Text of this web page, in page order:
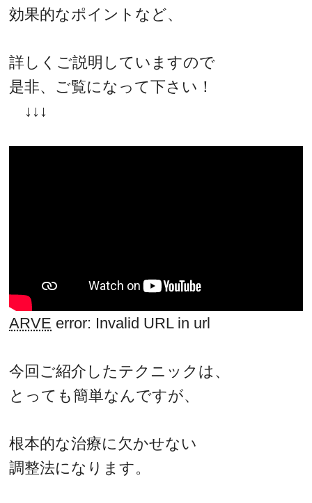
効果的なポイントなど、
詳しくご説明していますので
是非、ご覧になって下さい！
↓↓↓
ARVE error: Invalid URL in url
今回ご紹介したテクニックは、
とっても簡単なんですが、
根本的な治療に欠かせない
調整法になります。